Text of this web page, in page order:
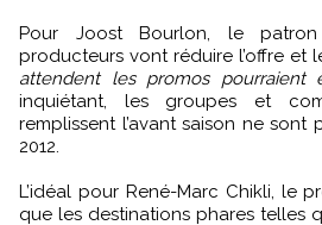
Pour Joost Bourlon, le
producteurs vont réduire l’offre et
attendent les promos pourraient
inquiétant, les groupes et
remplissent l’avant saison ne sont
2012.
L’idéal pour René-Marc Chikli, le
que les destinations phares telles